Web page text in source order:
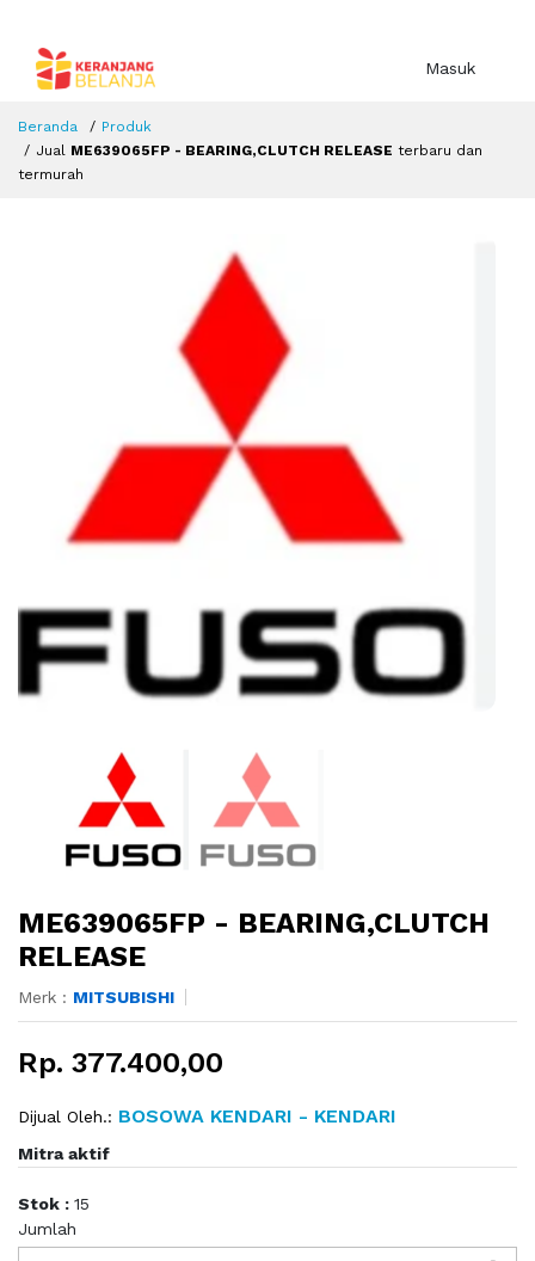
Masuk
Beranda
Produk
Jual ME639065FP - BEARING,CLUTCH RELEASE terbaru dan
termurah
ME639065FP - BEARING,CLUTCH
RELEASE
Merk : MITSUBISHI
Rp. 377.400,00
Dijual Oleh.: BOSOWA KENDARI - KENDARI
Mitra aktif
Stok : 15
Jumlah